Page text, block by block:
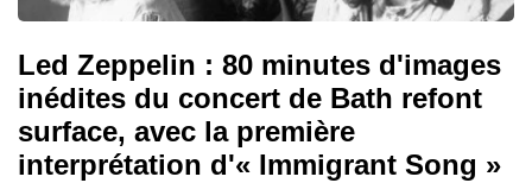
Led Zeppelin : 80 minutes d'images
inédites du concert de Bath refont
surface, avec la première
interprétation d'« Immigrant Song »